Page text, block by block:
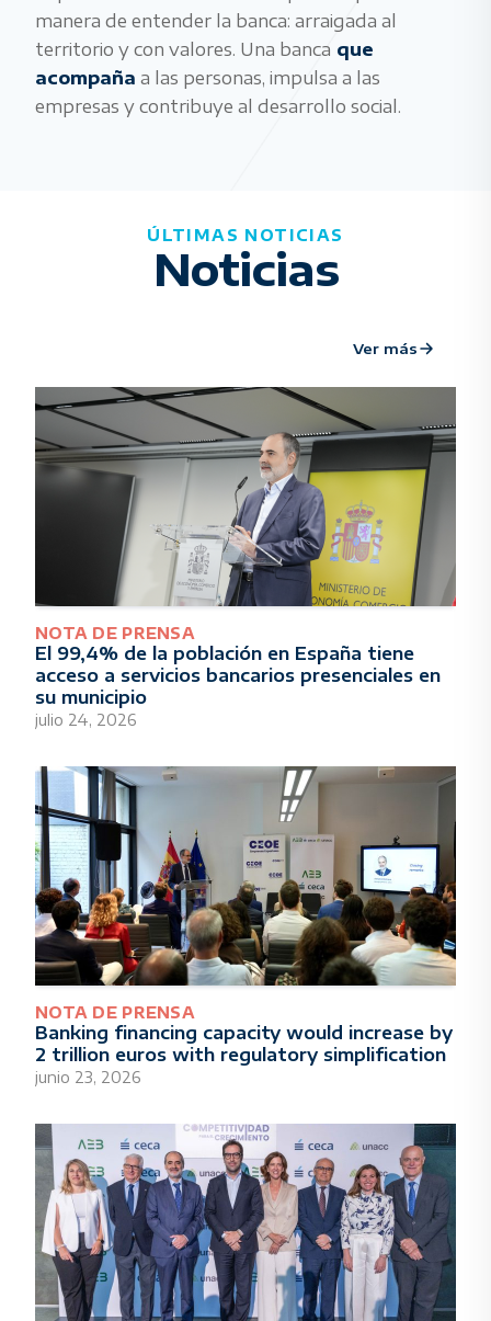
manera de entender la banca: arraigada al
territorio y con valores. Una banca que
acompaña a las personas, impulsa a las
empresas y contribuye al desarrollo social.
ÚLTIMAS NOTICIAS
Noticias
Ver más
NOTA DE PRENSA
El 99,4% de la población en España tiene
acceso a servicios bancarios presenciales en
su municipio
julio 24, 2026
NOTA DE PRENSA
Banking financing capacity would increase by
2 trillion euros with regulatory simplification
junio 23, 2026